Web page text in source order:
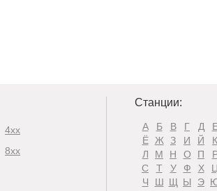
4xx
8xx
Станции:
А Б В Г Д
Ё
Ж З И Й
К
Л
М Н О П
С
Т У Ф Х
Ч
Ш Щ Ы Э